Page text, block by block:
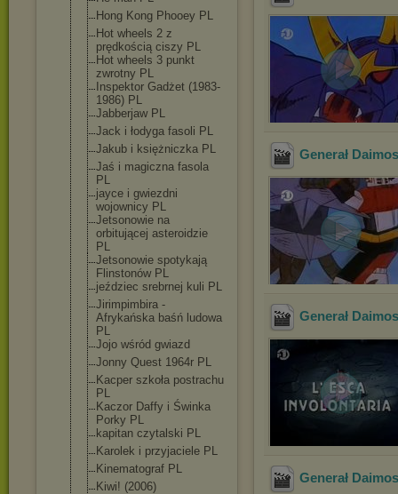
Hong Kong Phooey PL
Hot wheels 2 z
prędkością ciszy PL
Hot wheels 3 punkt
zwrotny PL
Inspektor Gadżet (1983-
1986) PL
Jabberjaw PL
Jack i łodyga fasoli PL
Jakub i księżniczka PL
Jaś i magiczna fasola
PL
jayce i gwiezdni
wojownicy PL
Jetsonowie na
orbitującej asteroidzie
PL
Jetsonowie spotykają
Flinstonów PL
jeździec srebrnej kuli PL
Jirimpimbira -
Afrykańska baśń ludowa
PL
Jojo wśród gwiazd
Jonny Quest 1964r PL
Kacper szkoła postrachu
PL
Kaczor Daffy i Świnka
Porky PL
kapitan czytalski PL
Karolek i przyjaciele PL
Kinematograf PL
Kiwi! (2006)
Generał
Generał
Generał